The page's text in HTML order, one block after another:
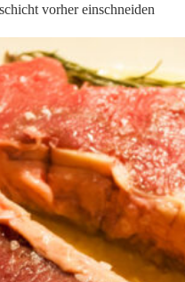
vorher einschneiden